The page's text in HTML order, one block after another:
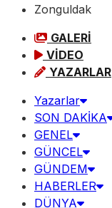
Zonguldak
GALERİ
VİDEO
YAZARLAR
Yazarlar
SON DAKİKA
GENEL
GÜNCEL
GÜNDEM
HABERLER
DÜNYA